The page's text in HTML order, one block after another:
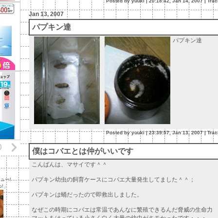
ー!
」
Jan 13, 2007
パプキン達
パプキン達
Posted by yuuki |23:39:57, Jan 13, 2007|
僕はコバエとは仲がいいです
こんばんは、マサイです＾＾
パプキン幼虫の飼育ケースにコバエ大量発生してました＾＾；
パプキンは蛹だったので即救出しました。
なぜこの時期にコバエは常温であんなに繁殖できるんだ脅威の生命力